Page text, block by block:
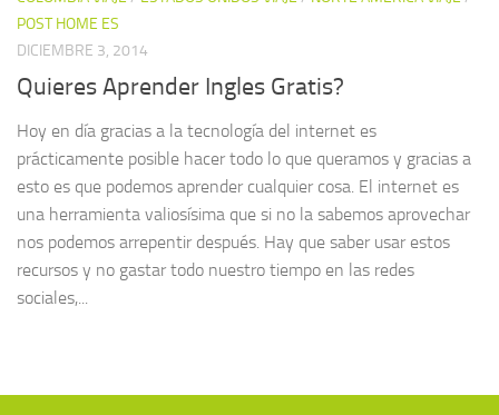
POST HOME ES
DICIEMBRE 3, 2014
Quieres Aprender Ingles Gratis?
Hoy en día gracias a la tecnología del internet es
prácticamente posible hacer todo lo que queramos y gracias a
esto es que podemos aprender cualquier cosa. El internet es
una herramienta valiosísima que si no la sabemos aprovechar
nos podemos arrepentir después. Hay que saber usar estos
recursos y no gastar todo nuestro tiempo en las redes
sociales,...